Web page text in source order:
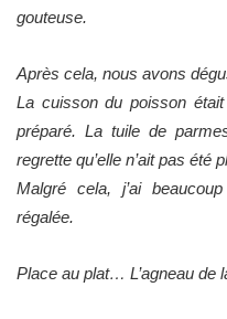
gouteuse.
Après cela, nous avons
La cuisson du poisson
préparé. La tuile de
regrette qu’elle n’ait pas été
Malgré cela, j’ai
régalée.
Place au plat… L’agneau de